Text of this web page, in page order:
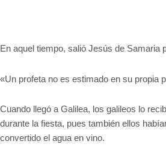
En aquel tiempo, salió Jesús de
«Un profeta no es estimado en su propia
Cuando llegó a Galilea, los galileos lo
durante la fiesta, pues también ellos
convertido el agua en vino.